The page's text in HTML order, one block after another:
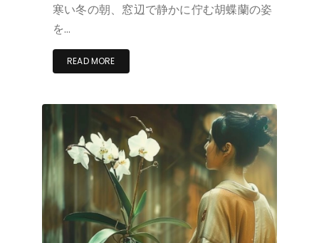
寒い冬の朝、窓辺で静かに佇む胡蝶蘭の姿
を…
READ MORE